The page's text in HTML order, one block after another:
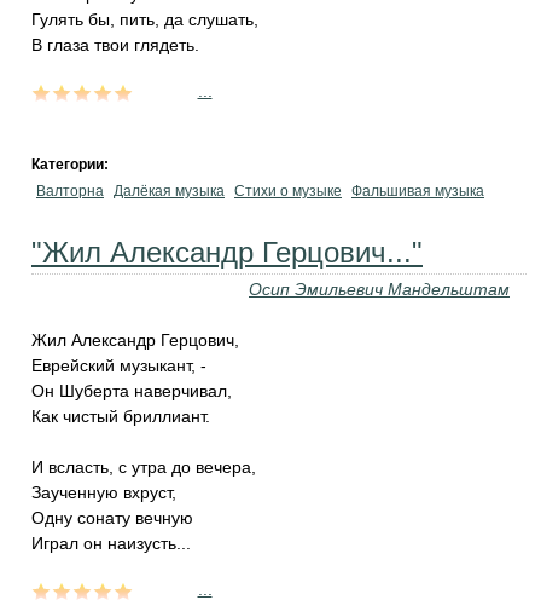
Гулять бы, пить, да слушать,
В глаза твои глядеть.
Категории:
Валторна Далёкая музыка Стихи о музыке Фальшивая музыка
"Жил Александр Герцович..."
Осип Эмильевич Мандельштам
Жил Александр Герцович,
Еврейский музыкант, -
Он Шуберта наверчивал,
Как чистый бриллиант.
И всласть, с утра до вечера,
Заученную вхруст,
Одну сонату вечную
Играл он наизусть...